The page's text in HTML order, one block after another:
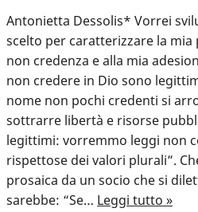
Antonietta Dessolis* Vorrei
scelto per caratterizzare la
non credenza e alla mia
non credere in Dio sono
nome non pochi credenti si
sottrarre libertà e risorse
legittimi: vorremmo leggi non
rispettose dei valori plurali”.
prosaica da un socio che si
sarebbe: “Se… Leggi tutto »